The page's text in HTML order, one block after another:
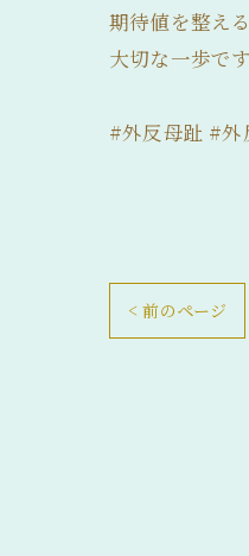
期待値を整え
大切な一歩です
#外反母趾 #
< 前のページ